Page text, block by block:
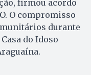
firmou acordo
O compromisso
durante
do Idoso